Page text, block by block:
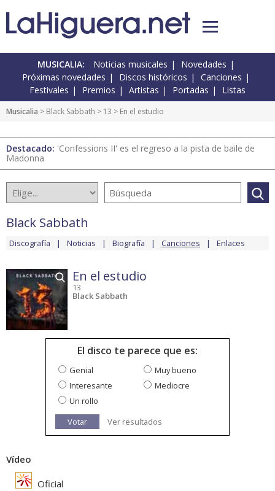
MUSICALIA: Noticias musicales
Novedades
Próximas novedades
Discos históricos
Canciones
Festivales
Premios Artistas Portadas Listas
Musicalia > Black Sabbath > 13 > En el estudio
Destacado: 'Confessions II' es el regreso a la pista de baile de
Madonna
Black Sabbath
Discografía Noticias Biografía Canciones Enlaces
En el estudio
13
Black Sabbath
El disco te parece que es:
Genial
Muy bueno
Interesante
Mediocre
Un rollo
Votar
Ver resultados
Vídeo
Oficial